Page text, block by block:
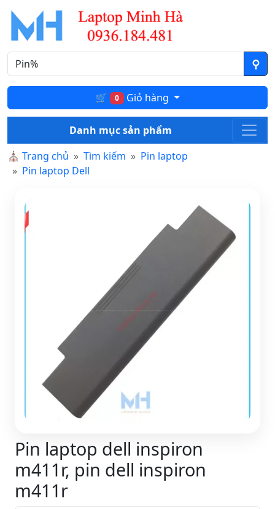
🛒 0 Giỏ hàng
Danh mục sản phẩm
⛪ Trang chủ Tìm kiếm
Pin laptop
Pin laptop Dell
Pin laptop dell inspiron
m411r, pin dell inspiron
m411r